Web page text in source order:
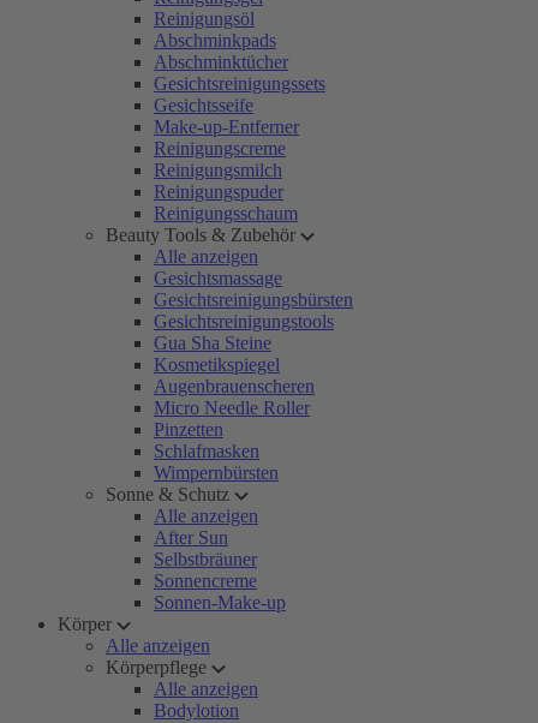
Reinigungsöl
Abschminkpads
Abschminktücher
Gesichtsreinigungssets
Gesichtsseife
Make-up-Entferner
Reinigungscreme
Reinigungsmilch
Reinigungspuder
Reinigungsschaum
Beauty Tools & Zubehör
Alle anzeigen
Gesichtsmassage
Gesichtsreinigungsbürsten
Gesichtsreinigungstools
Gua Sha Steine
Kosmetikspiegel
Augenbrauenscheren
Micro Needle Roller
Pinzetten
Schlafmasken
Wimpernbürsten
Sonne & Schutz
Alle anzeigen
After Sun
Selbstbräuner
Sonnencreme
Sonnen-Make-up
Körper
Alle anzeigen
Körperpflege
Alle anzeigen
Bodylotion